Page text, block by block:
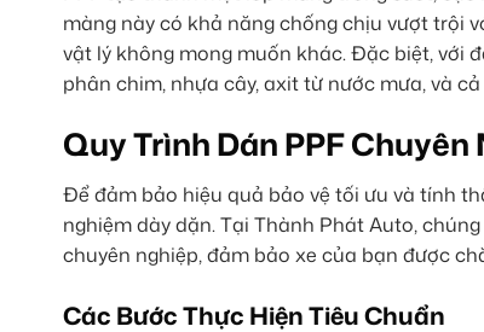
màng này có khả năng chống chịu vượt trội
vật lý không mong muốn khác. Đặc biệt, với
phân chim, nhựa cây, axit từ nước mưa, và
Quy Trình Dán PPF
Để đảm bảo hiệu quả bảo vệ tối ưu và tính
nghiệm dày dặn. Tại Thành Phát Auto,
chuyên nghiệp, đảm bảo xe của bạn được
Các Bước Thực Hiện Tiêu Chuẩn